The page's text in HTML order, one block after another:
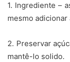
1. Ingrediente –
mesmo adicionar
2. Preservar
mantê-lo solido.